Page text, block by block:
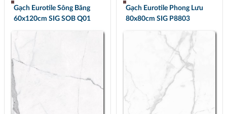
Gạch Eurotile Sông Băng
60x120cm SIG SOB Q01
Gạch Eurotile Phong Lưu
80x80cm SIG P8803